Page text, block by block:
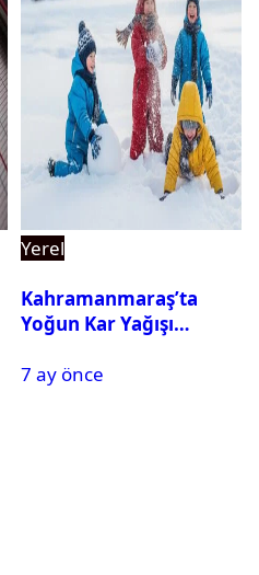
Yerel
Kahramanmaraş’ta
Yoğun Kar Yağışı
Tatil
7 ay önce